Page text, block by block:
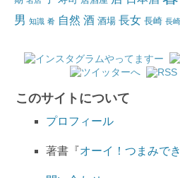
男 知識 肴 自然 酒 酒場 長女 長崎 長
このサイトについて
プロフィール
著書『オーイ！つまみで